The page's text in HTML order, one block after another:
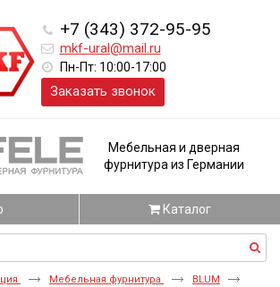
+7 (343) 372-95-95
mkf-ural@mail.ru
Пн-Пт: 10:00-17:00
Заказать звонок
Мебельная и дверная
фурнитура из Германии
Каталог
Мебельная фурнитура
BLUM